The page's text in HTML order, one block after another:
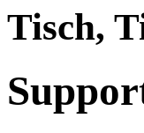
Tisch,